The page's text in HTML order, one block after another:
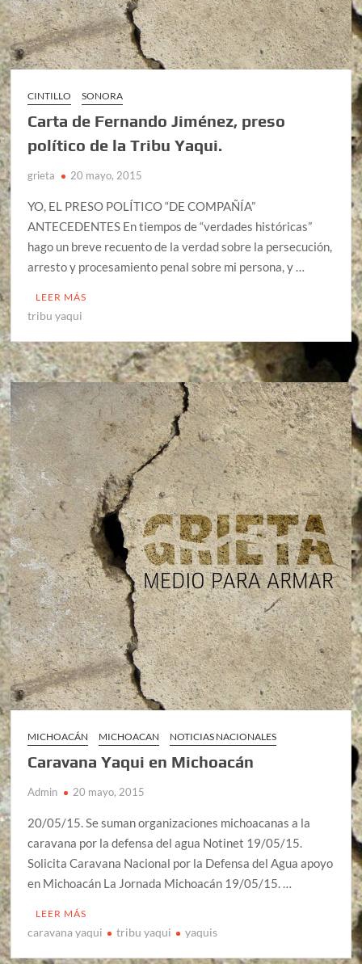
CINTILLO SONORA
Carta de Fernando Jiménez, preso
político de la Tribu Yaqui.
grieta 20 mayo, 2015
YO, EL PRESO POLÍTICO “DE COMPAÑÍA”
ANTECEDENTES En tiempos de “verdades históricas”
hago un breve recuento de la verdad sobre la persecución,
arresto y procesamiento penal sobre mi persona, y …
LEER MÁS
tribu yaqui
MICHOACÁN MICHOACAN NOTICIAS NACIONALES
Caravana Yaqui en Michoacán
Admin 20 mayo, 2015
20/05/15. Se suman organizaciones michoacanas a la
caravana por la defensa del agua Notinet 19/05/15.
Solicita Caravana Nacional por la Defensa del Agua apoyo
en Michoacán La Jornada Michoacán 19/05/15. …
LEER MÁS
caravana yaqui tribu yaqui yaquis